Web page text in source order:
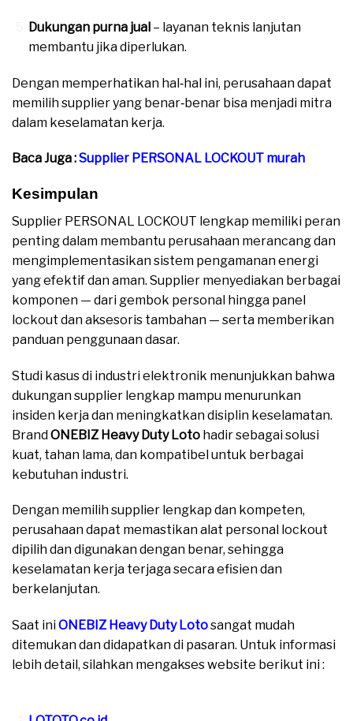
Dukungan purna jual– layanan teknis lanjutan
membantu jika diperlukan.
Dengan memperhatikan hal‑hal ini, perusahaan dapat
memilih supplier yang benar‑benar bisa menjadi mitra
dalam keselamatan kerja.
Baca Juga :Supplier PERSONAL LOCKOUT murah
Kesimpulan
Supplier PERSONAL LOCKOUT lengkap memiliki peran
penting dalam membantu perusahaan merancang dan
mengimplementasikan sistem pengamanan energi
yang efektif dan aman. Supplier menyediakan berbagai
komponen — dari gembok personal hingga panel
lockout dan aksesoris tambahan — serta memberikan
panduan penggunaan dasar.
Studi kasus di industri elektronik menunjukkan bahwa
dukungan supplier lengkap mampu menurunkan
insiden kerja dan meningkatkan disiplin keselamatan.
BrandONEBIZ Heavy Duty Loto hadir sebagai solusi
kuat, tahan lama, dan kompatibel untuk berbagai
kebutuhan industri.
Dengan memilih supplier lengkap dan kompeten,
perusahaan dapat memastikan alat personal lockout
dipilih dan digunakan dengan benar, sehingga
keselamatan kerja terjaga secara efisien dan
berkelanjutan.
Saat iniONEBIZ Heavy Duty Lotosangat mudah
ditemukan dan didapatkan di pasaran. Untuk informasi
lebih detail, silahkan mengakses website berikut ini :